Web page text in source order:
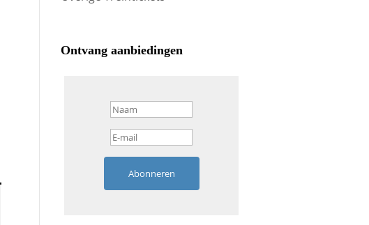
Ontvang aanbiedingen
Abonneren